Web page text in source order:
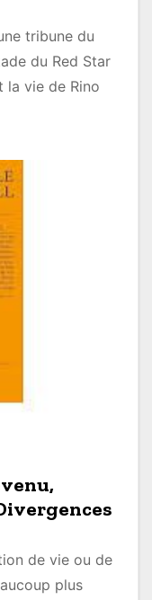
tribune du
du Red Star
la vie de Rino
de vie ou de
plus